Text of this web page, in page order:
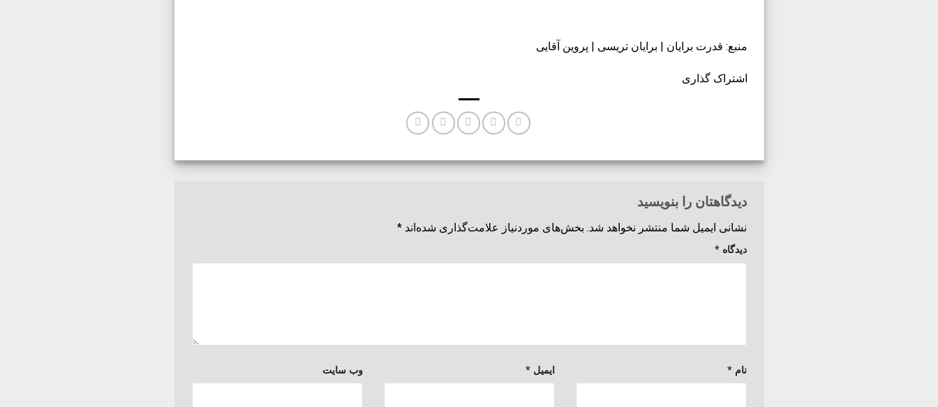
منبع: قدرت برایان | برایان تریسی | پروین آقایی
اشتراک گذاری
دیدگاهتان را بنویسید
نشانی ایمیل شما منتشر نخواهد شد. بخش‌های موردنیاز علامت‌گذاری شده‌اند*
دیدگاه*
نام* ایمیل* وب‌ سایت